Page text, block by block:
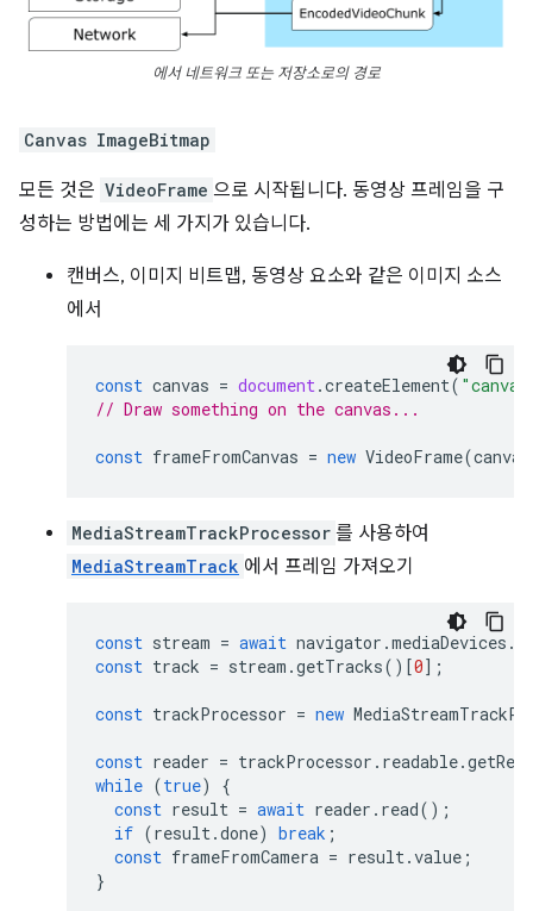
에서 네트워크 또는 저장소로의 경로
Canvas ImageBitmap
모든 것은 VideoFrame 으로 시작됩니다. 동영상 프레임을 구
성하는 방법에는 세 가지가 있습니다.
캔버스, 이미지 비트맵, 동영상 요소와 같은 이미지 소스
에서
const canvas = document .createElement(
// Draw something on the canvas...
const frameFromCanvas = new VideoFrame(canvas
MediaStreamTrackProcessor 를 사용하여
MediaStreamTrack 에서 프레임 가져오기
const stream = await navigator .mediaDevices .
const track = stream .getTracks()[0];
const trackProcessor = new
const reader = trackProcessor . readable.
while (true)
{
const result = await reader . read();
if (result .done) break ;
const frameFromCamera = result .value ;
}